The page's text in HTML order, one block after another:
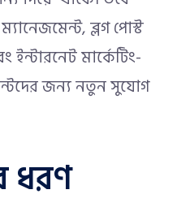
ব্লগ পোস্ট
মার্কেটিং-
জন্য নতুন সুযোগ
ধরণ